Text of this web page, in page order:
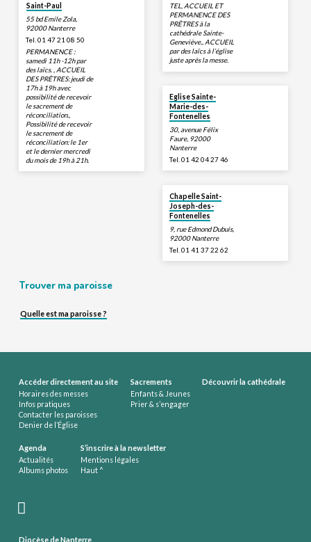
Saint-Paul
55 bd Emile Zola,
92000 Nanterre
Tel. 01 47 21 08 50
PERMANENCE :
samedi 11h -12h par
des laïcs. , ACCUEIL
DES PRÊTRES: jeudi de
17h à 19h avec
possibilité de recevoir
le sacrement de
réconciliation.,
Possibilité de recevoir
le sacrement de
réconciliation: le 1er
et le dernier mercredi
du mois de 19h à 21h.
TEL, ACCUEIL ET
PERMANENCE DES
PRÊTRES à la
cathédrale Sainte-
Geneviève., ACCUEIL
par des laïcs à l’église
juste après la messe.
Eglise Sainte-
Marie-des-
Fontenelles
30, avenue Félix
Faure, 92000
Nanterre
Tel. 01 42 04 27 46
Chapelle Saint-
Joseph-des-
Fontenelles
9, rue Edmond Dubuis,
92000 Nanterre
Tel. 01 41 37 22 62
Trouver ma paroisse
Quelle est ma paroisse ?
Accéder directement au site
Horaires des messes
Infos pratiques
Contacter les paroisses
Denier de l’Église
Sacrements
Enfants & Jeunes
Prier & s’engager
Découvrir la cathédrale
Agenda
Actualités
Albums photos
S’inscrire à la newsletter
Mentions légales
Haut ^
Diocèse de Nanterre